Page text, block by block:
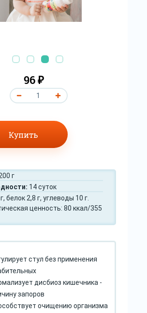
96 ₽
Купить
г
14 суток
белок 2,8 г, углеводы 10 г.
ценность: 80 ккал/355
стул без применения
дисбиоз кишечника -
запоров
очищению организма